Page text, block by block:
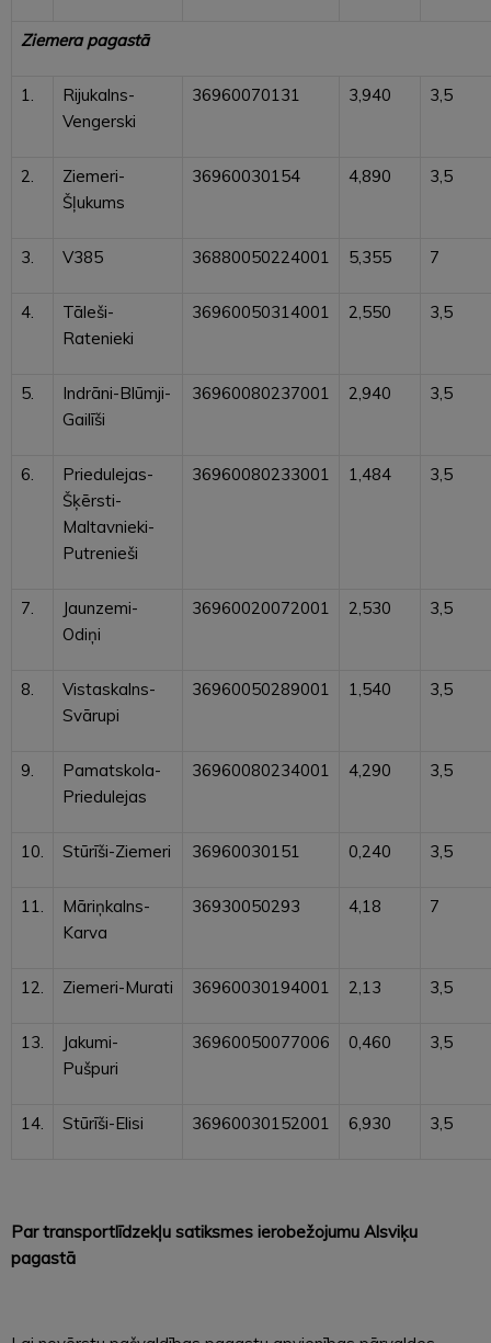
Ziemera pagastā
1.
Rijukalns-
Vengerski
36960070131 3,940 3,5
2.
Ziemeri-
Šļukums
36960030154 4,890 3,5
3. V385 36880050224001 5,355 7
4.
Tāleši-
Ratenieki
36960050314001 2,550 3,5
5.
Indrāni-Blūmji-
Gailīši
36960080237001 2,940 3,5
6.
Priedulejas-
Šķērsti-
Maltavnieki-
Putrenieši
36960080233001 1,484 3,5
7.
Jaunzemi-
Odiņi
36960020072001 2,530 3,5
8.
Vistaskalns-
Svārupi
36960050289001 1,540 3,5
9.
Pamatskola-
Priedulejas
36960080234001 4,290 3,5
10. Stūrīši-Ziemeri 36960030151 0,240 3,5
11.
Māriņkalns-
Karva
36930050293 4,18 7
12. Ziemeri-Murati 36960030194001 2,13 3,5
13.
Jakumi-
Pušpuri
36960050077006 0,460 3,5
14. Stūrīši-Elisi 36960030152001 6,930 3,5
Par transportlīdzekļu satiksmes ierobežojumu Alsviķu
pagastā